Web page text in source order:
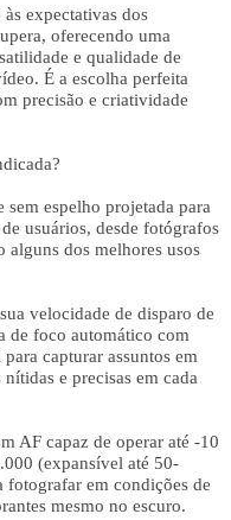
expectativas dos
oferecendo uma
e qualidade de
É a escolha perfeita
precisão e criatividade
espelho projetada para
usuários, desde fotógrafos
alguns dos melhores usos
velocidade de disparo de
de foco automático com
capturar assuntos em
e precisas em cada
AF capaz de operar até -10
(expansível até 50-
em condições de
mesmo no escuro.